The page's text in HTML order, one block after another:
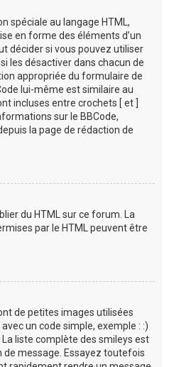
spéciale au langage HTML,
en forme des éléments d’un
décider si vous pouvez utiliser
les désactiver dans chacun de
appropriée du formulaire de
lui-même est similaire au
incluses entre crochets [ et ]
sur le BBCode,
la page de rédaction de
du HTML sur ce forum. La
par le HTML peuvent être
de petites images utilisées
un code simple, exemple : :)
liste complète des smileys est
de message. Essayez toutefois